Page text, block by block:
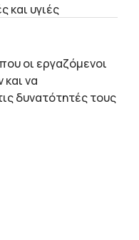
και υγιές
οι εργαζόμενοι
να
δυνατότητές τους